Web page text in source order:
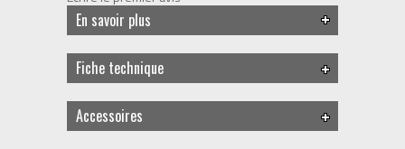
En savoir plus
Fiche technique
Accessoires